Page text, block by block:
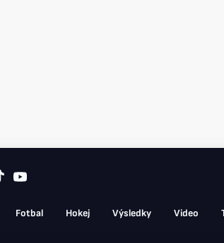
Fotbal Hokej Výsledky Video